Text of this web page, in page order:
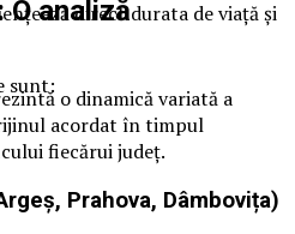
direct durata de viață și
sunt:
O analiză
o dinamică variată a
acordat în timpul
fiecărui județ.
Prahova, Dâmbovița)